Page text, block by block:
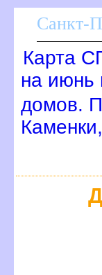
Санкт-
Карта
на июнь
домов.